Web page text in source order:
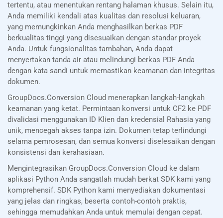
tertentu, atau menentukan rentang halaman khusus. Selain itu,
Anda memiliki kendali atas kualitas dan resolusi keluaran,
yang memungkinkan Anda menghasilkan berkas PDF
berkualitas tinggi yang disesuaikan dengan standar proyek
Anda. Untuk fungsionalitas tambahan, Anda dapat
menyertakan tanda air atau melindungi berkas PDF Anda
dengan kata sandi untuk memastikan keamanan dan integritas
dokumen.
GroupDocs.Conversion Cloud menerapkan langkah-langkah
keamanan yang ketat. Permintaan konversi untuk CF2 ke PDF
divalidasi menggunakan ID Klien dan kredensial Rahasia yang
unik, mencegah akses tanpa izin. Dokumen tetap terlindungi
selama pemrosesan, dan semua konversi diselesaikan dengan
konsistensi dan kerahasiaan.
Mengintegrasikan GroupDocs.Conversion Cloud ke dalam
aplikasi Python Anda sangatlah mudah berkat SDK kami yang
komprehensif. SDK Python kami menyediakan dokumentasi
yang jelas dan ringkas, beserta contoh-contoh praktis,
sehingga memudahkan Anda untuk memulai dengan cepat.